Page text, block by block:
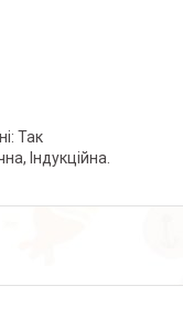
Так
Індукційна.